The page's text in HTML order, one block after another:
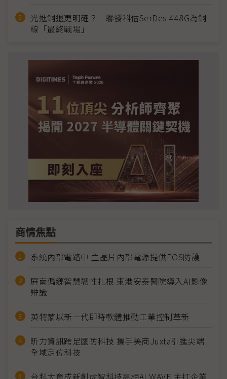
光進銅退更明確？ 聯發科估SerDes 448G為銅
線「最終戰場」
商情焦點
系統內部電路中 主晶片內部電源提供EOS防護
屏南偏鄉智慧韌性扎根 東港安泰醫院導入AI影像
辨識
英特蒙以新一代即時軟體推動工業控制革新
昕力資訊跨足國防科技 攜手美商Juxta引進尖端
全域定位科技
台科大育成新創虎智科技亮相AI WAVE 主打企業